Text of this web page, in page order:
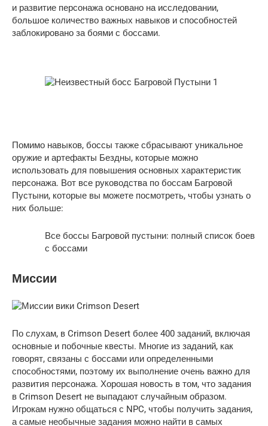
и развитие персонажа основано на исследовании,
большое количество важных навыков и способностей
заблокировано за боями с боссами.
Помимо навыков, боссы также сбрасывают уникальное
оружие и артефакты Бездны, которые можно
использовать для повышения основных характеристик
персонажа. Вот все руководства по боссам Багровой
Пустыни, которые вы можете посмотреть, чтобы узнать о
них больше:
Все боссы Багровой пустыни: полный список боев
с боссами
Миссии
По слухам, в Crimson Desert более 400 заданий, включая
основные и побочные квесты. Многие из заданий, как
говорят, связаны с боссами или определенными
способностями, поэтому их выполнение очень важно для
развития персонажа. Хорошая новость в том, что задания
в Crimson Desert не выпадают случайным образом.
Игрокам нужно общаться с NPC, чтобы получить задания,
а самые необычные задания можно найти в самых